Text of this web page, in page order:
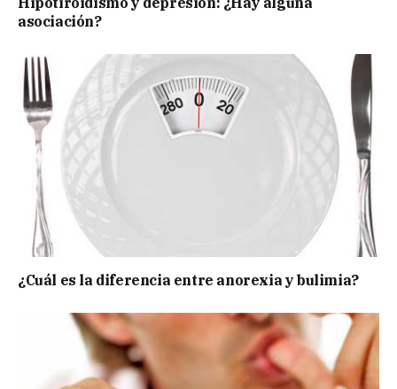
asociación?
¿Cuál es la diferencia entre anorexia y bulimia?